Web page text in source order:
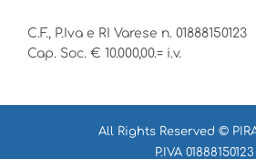
C.F., P.Iva e RI Varese n. 01888150123
Cap. Soc. € 10.000,00.= i.v.
All Rights Reserved ©
P.IVA 01888150123